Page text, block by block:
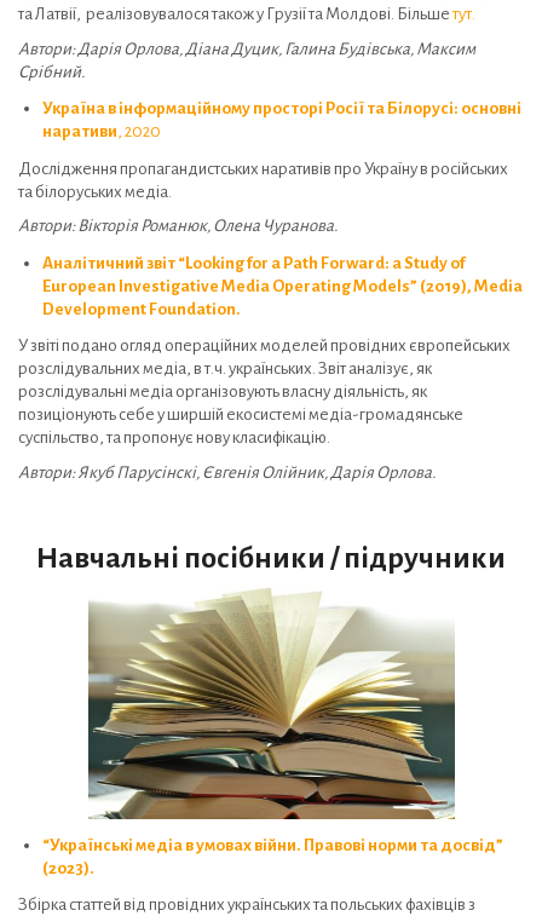
та Латвії, реалізовувалося також у Грузії та Молдові. Більшетут.
Автори: Дарія Орлова, Діана Дуцик, Галина Будівська , Максим
Срібний.
Україна в інформаційному просторі Росії та Білорусі: основні
наративи, 2020
Дослідження пропагандистських наративів про Україну в російських
та білоруських медіа.
Автори: Вікторія Романюк, Олена Чуранова.
Аналітичний звіт “Looking for a Path Forward: a Study of
European Investigative Media Operating Models” (2019), Media
Development Foundation.
У звіті подано огляд операційних моделей провідних європейських
розслідувальних медіа, в т.ч. українських. Звіт аналізує, як
розслідувальні медіа організовують власну діяльність, як
позиціонують себе у ширшій екосистемі медіа-громадянське
суспільство, та пропонує нову класифікацію.
Автори:Якуб Парусінскі, Євгенія Олійник, Дарія Орлова.
Навчальні посібники / підручники
“Українські медіа в умовах війни. Правові норми та досвід”
(2023).
Збірка статтей від провідних українських та польських фахівців з